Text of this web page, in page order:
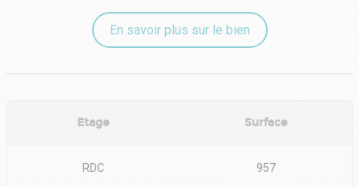
- Durée : 3/6/9 ans
- Dépôt de garantie : 3 mois
En savoir plus sur le bien
Etage Surface
RDC 957